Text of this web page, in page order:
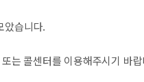
았습니다.
는 콜센터를 이용해주시기 바